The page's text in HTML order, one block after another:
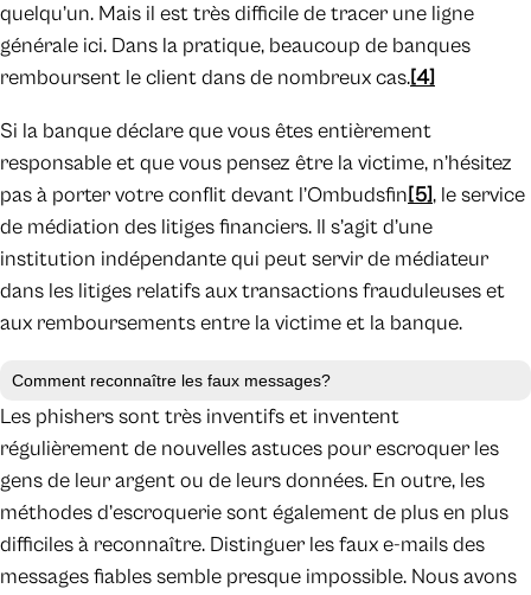
quelqu’un. Mais il est très difficile de tracer une ligne
générale ici. Dans la pratique, beaucoup de banques
remboursent le client dans de nombreux cas.[4]
Si la banque déclare que vous êtes entièrement
responsable et que vous pensez être la victime, n’hésitez
pas à porter votre conflit devant l’Ombudsfin[5], le service
de médiation des litiges financiers. Il s’agit d’une
institution indépendante qui peut servir de médiateur
dans les litiges relatifs aux transactions frauduleuses et
aux remboursements entre la victime et la banque.
Comment reconnaître les faux messages?
Les phishers sont très inventifs et inventent
régulièrement de nouvelles astuces pour escroquer les
gens de leur argent ou de leurs données. En outre, les
méthodes d’escroquerie sont également de plus en plus
difficiles à reconnaître. Distinguer les faux e-mails des
messages fiables semble presque impossible. Nous avons